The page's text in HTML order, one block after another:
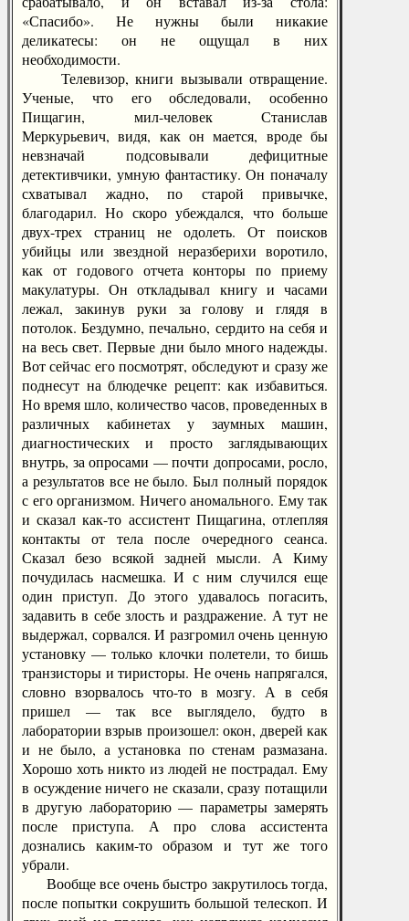
«Спасибо». Не нужны были никакие
деликатесы: он не ощущал в них
необходимости.
Телевизор, книги вызывали отвращение.
Ученые, что его обследовали, особенно
Пищагин, мил-человек Станислав
Меркурьевич, видя, как он мается, вроде бы
невзначай подсовывали дефицитные
детективчики, умную фантастику. Он поначалу
схватывал жадно, по старой привычке,
благодарил. Но скоро убеждался, что больше
двух-трех страниц не одолеть. От поисков
убийцы или звездной неразберихи воротило,
как от годового отчета конторы по приему
макулатуры. Он откладывал книгу и часами
лежал, закинув руки за голову и глядя в
потолок. Бездумно, печально, сердито на себя и
на весь свет. Первые дни было много надежды.
Вот сейчас его посмотрят, обследуют и сразу же
поднесут на блюдечке рецепт: как избавиться.
Но время шло, количество часов, проведенных в
различных кабинетах у заумных машин,
диагностических и просто заглядывающих
внутрь, за опросами — почти допросами, росло,
а результатов все не было. Был полный порядок
с его организмом. Ничего аномального. Ему так
и сказал как-то ассистент Пищагина, отлепляя
контакты от тела после очередного сеанса.
Сказал безо всякой задней мысли. А Киму
почудилась насмешка. И с ним случился еще
один приступ. До этого удавалось погасить,
задавить в себе злость и раздражение. А тут не
выдержал, сорвался. И разгромил очень ценную
установку — только клочки полетели, то бишь
транзисторы и тиристоры. Не очень напрягался,
словно взорвалось что-то в мозгу. А в себя
пришел — так все выглядело, будто в
лаборатории взрыв произошел: окон, дверей как
и не было, а установка по стенам размазана.
Хорошо хоть никто из людей не пострадал. Ему
в осуждение ничего не сказали, сразу потащили
в другую лабораторию — параметры замерять
после приступа. А про слова ассистента
дознались каким-то образом и тут же того
убрали.
Вообще все очень быстро закрутилось тогда,
после попытки сокрушить большой телескоп. И